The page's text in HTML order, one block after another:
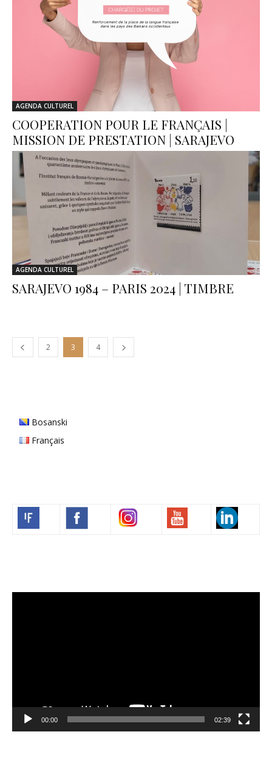
AGENDA CULTUREL
COOPERATION POUR LE FRANÇAIS |
MISSION DE PRESTATION | SARAJEVO
AGENDA CULTUREL
SARAJEVO 1984 – PARIS 2024 | TIMBRE
2 3 4
Bosanski
Français
00:00 02:39